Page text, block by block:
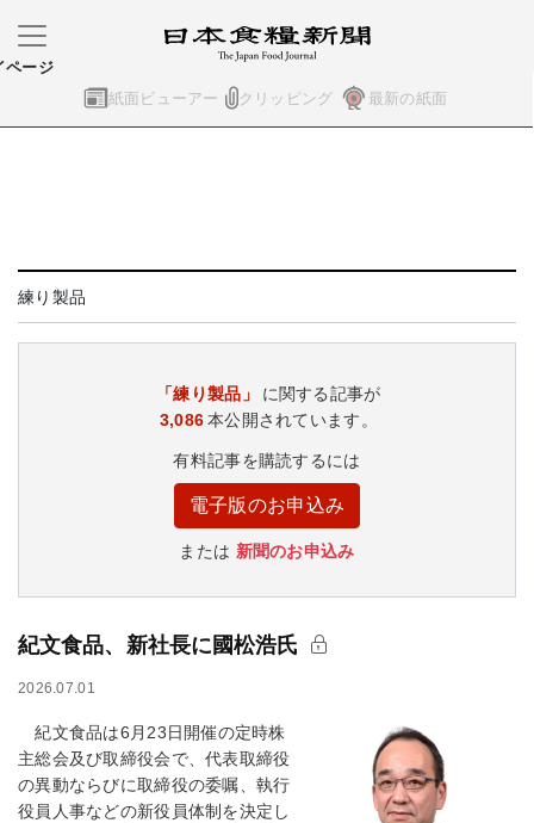
紙面ビューアー クリッピング 最新の紙面
ページ
練り製品
「練り製品」
に関する記事が
3,086本公開されています。
有料記事を購読するには
電子版のお申込み
または 新聞のお申込み
紀文食品、新社長に國松浩氏
2026.07.01
紀文食品は6月23日開催の定時株
主総会及び取締役会で、代表取締役
の異動ならびに取締役の委嘱、執行
役員人事などの新役員体制を決定し